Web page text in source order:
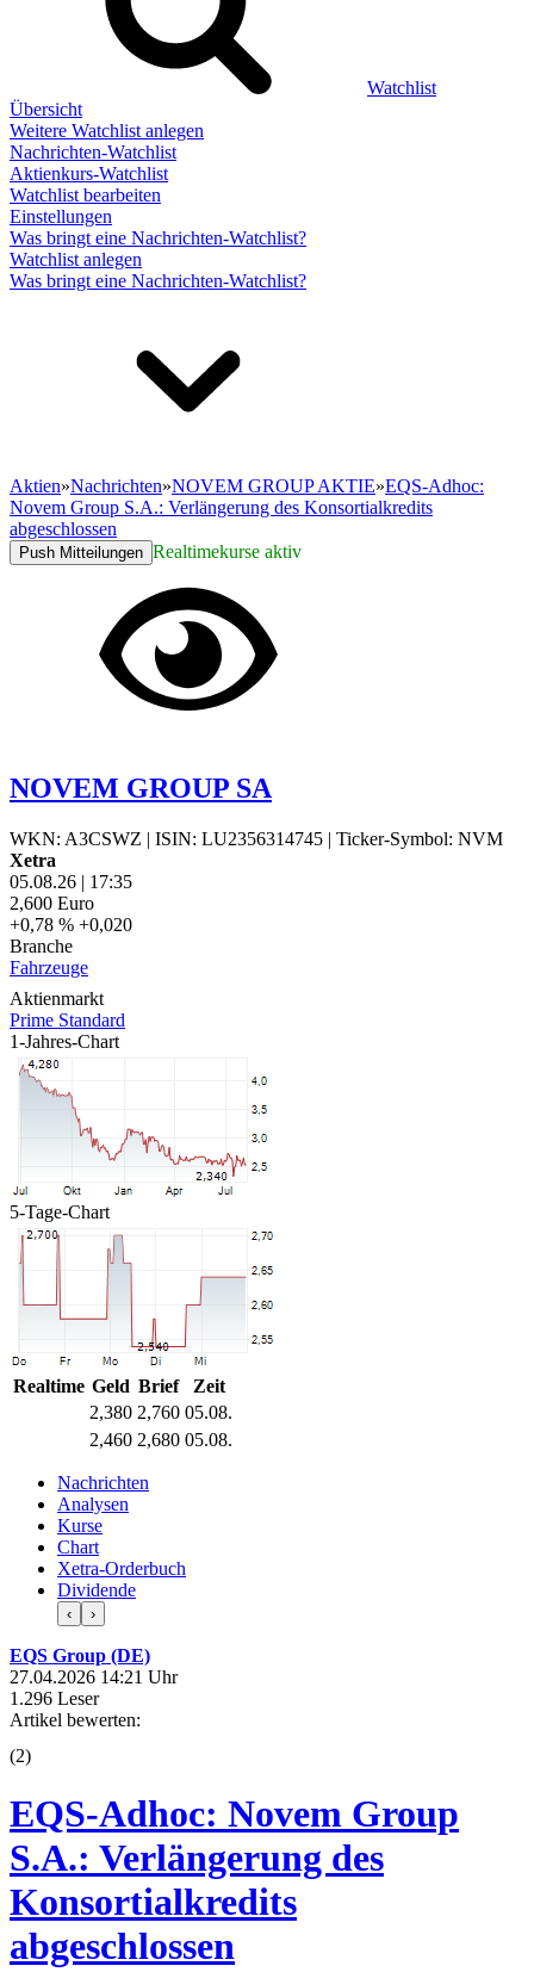
Watchlist
Übersicht
Weitere Watchlist anlegen
Nachrichten-Watchlist
Aktienkurs-Watchlist
Watchlist bearbeiten
Einstellungen
Was bringt eine Nachrichten-Watchlist?
Watchlist anlegen
Was bringt eine Nachrichten-Watchlist?
Aktien»Nachrichten»NOVEM GROUP AKTIE»EQS-Adhoc:
Novem Group S.A.: Verlängerung des Konsortialkredits
abgeschlossen
Push Mitteilungen Realtimekurse aktiv
NOVEM GROUP SA
WKN: A3CSWZ | ISIN: LU2356314745 | Ticker-Symbol: NVM
Xetra
05.08.26 | 17:35
2,600 Euro
+0,78 % +0,020
Branche
Fahrzeuge
Aktienmarkt
Prime Standard
1-Jahres-Chart
5-Tage-Chart
Realtime Geld Brief
Zeit
2,380 2,760 05.08.
2,460 2,680 05.08.
Nachrichten
Analysen
Kurse
Chart
Xetra-Orderbuch
Dividende
‹ ›
EQS Group (DE)
27.04.2026 14:21 Uhr
1.296 Leser
Artikel bewerten:
(2)
EQS-Adhoc: Novem Group
S.A.: Verlängerung des
Konsortialkredits
abgeschlossen